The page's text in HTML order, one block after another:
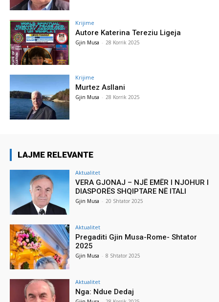
Krijime
Autore Katerina Tereziu Ligeja
Gjin Musa - 28 Korrik 2025
Krijime
Murtez Asllani
Gjin Musa - 28 Korrik 2025
LAJME RELEVANTE
Aktualitet
VERA GJONAJ – NJË EMËR I NJOHUR I
DIASPORËS SHQIPTARE NË ITALI
Gjin Musa - 20 Shtator 2025
Aktualitet
Pregaditi Gjin Musa-Rome- Shtator
2025
Gjin Musa - 8 Shtator 2025
Aktualitet
Nga: Ndue Dedaj